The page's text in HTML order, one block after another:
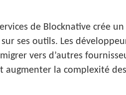
de Blocknative crée
ses outils. Les
vers d’autres
la complexité